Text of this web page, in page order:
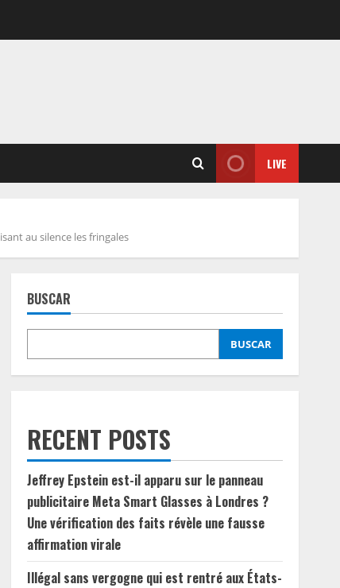
LIVE
au silence les fringales
BUSCAR
BUSCAR
RECENT POSTS
Jeffrey Epstein est-il apparu sur le panneau
publicitaire Meta Smart Glasses à Londres ?
Une vérification des faits révèle une fausse
affirmation virale
Illégal sans vergogne qui est rentré aux États-